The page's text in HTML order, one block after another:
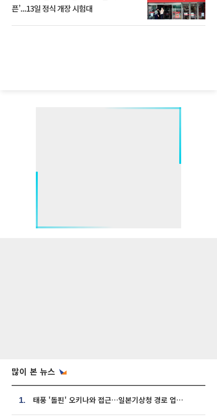
픈’...13일 정식 개장 시험대
많이 본 뉴스
1. 태풍 '돌핀' 오키나와 접근…일본기상청 경로 업데이트